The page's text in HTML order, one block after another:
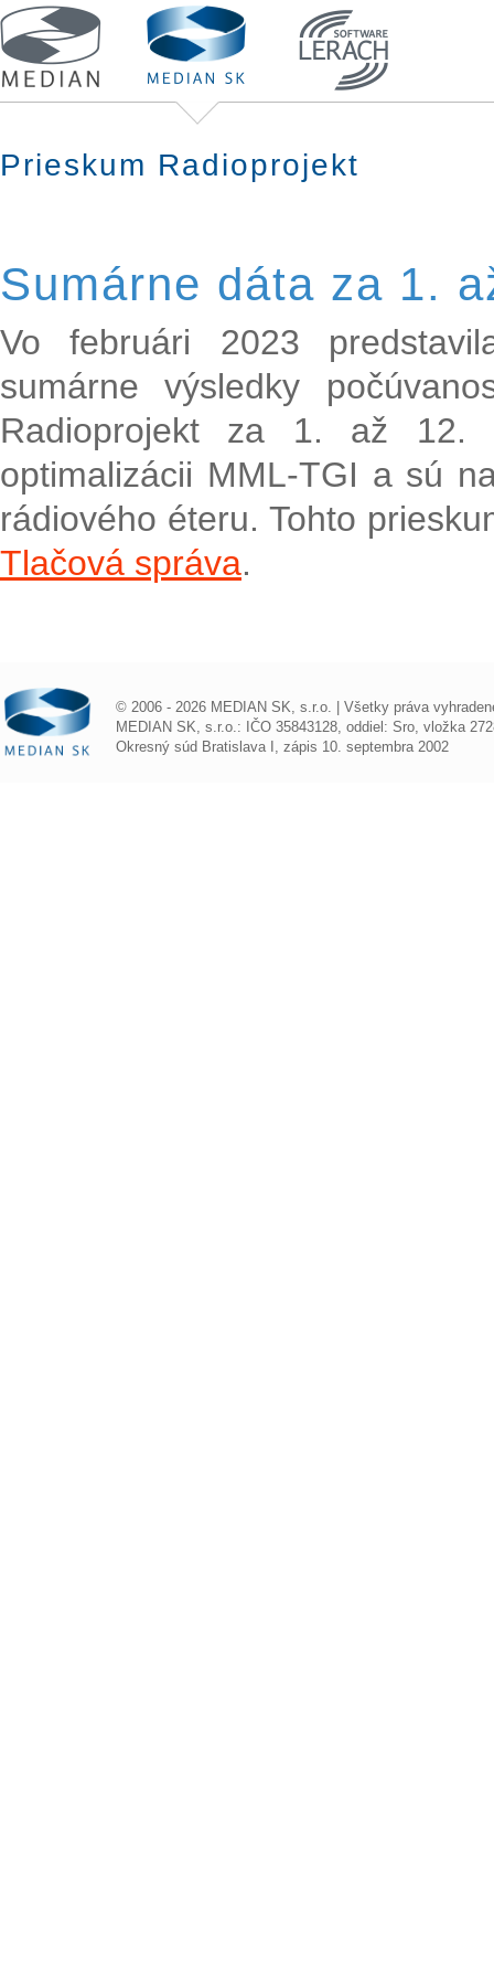
Prieskum Radioprojekt
Sumárne dáta za 1.
Vo februári 2023
sumárne výsledky
Radioprojekt za 1. až 12.
optimalizácii MML-TGI a sú
rádiového éteru. Tohto
Tlačová správa.
© 2006 - 2026 MEDIAN SK, s.r.o. | Všetky práva
MEDIAN SK, s.r.o.: IČO 35843128, oddiel: Sro, vložka
Okresný súd Bratislava I, zápis 10. septembra 2002